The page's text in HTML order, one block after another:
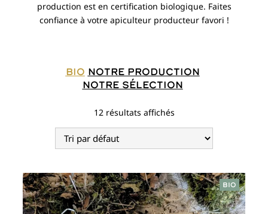
production est en certification biologique. Faites
confiance à votre apiculteur producteur favori !
Bio Notre production
Notre sélection
12 résultats affichés
BIO